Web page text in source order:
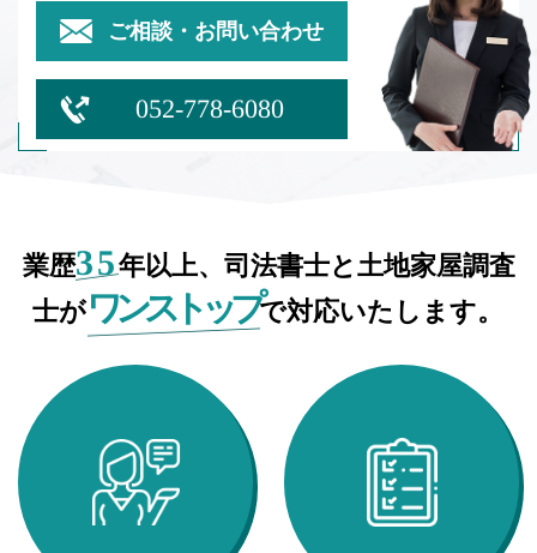
ご相談・お問い合わせ
052-778-6080
業歴35年以上、司法書士と土地家屋調査
士がワンストップで対応いたします。